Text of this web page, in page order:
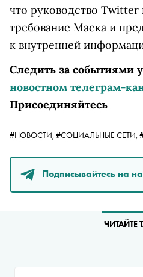
что руководство
требование Маска и
к внутренней
Следить за событиями
новостном телеграм-
Присоединяйтесь
#НОВОСТИ, #СОЦИАЛЬНЫЕ СЕТИ,
Подписывайтесь на
ЧИТАЙТЕ